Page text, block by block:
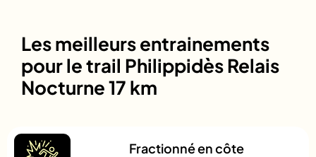
Les meilleurs entrainements
pour le trail Philippidès Relais
Nocturne 17 km
Fractionné en côte